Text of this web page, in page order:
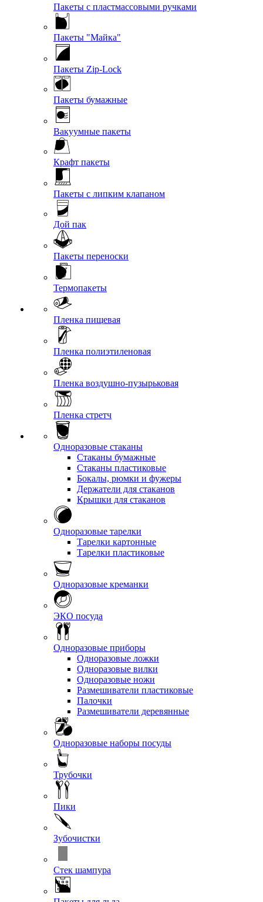
Пакеты с пластмассовыми ручками
Пакеты "Майка"
Пакеты Zip-Lock
Пакеты бумажные
Вакуумные пакеты
Крафт пакеты
Пакеты с липким клапаном
Дой пак
Пакеты переноски
Термопакеты
Пленка пищевая
Пленка полиэтиленовая
Пленка воздушно-пузырьковая
Пленка стретч
Одноразовые стаканы
Стаканы бумажные
Стаканы пластиковые
Бокалы, рюмки и фужеры
Держатели для стаканов
Крышки для стаканов
Одноразовые тарелки
Тарелки картонные
Тарелки пластиковые
Одноразовые креманки
ЭКО посуда
Одноразовые приборы
Одноразовые ложки
Одноразовые вилки
Одноразовые ножи
Размешиватели пластиковые
Палочки
Размешиватели деревянные
Одноразовые наборы посуды
Трубочки
Пики
Зубочистки
Стек шампура